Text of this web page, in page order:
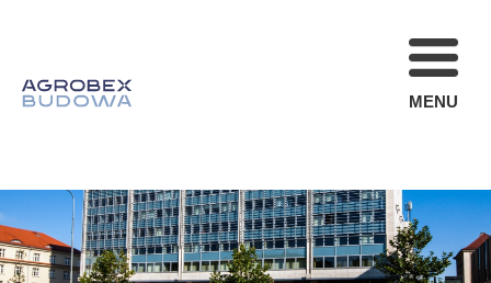
MENU
AKTUALNOŚCI
STREFA